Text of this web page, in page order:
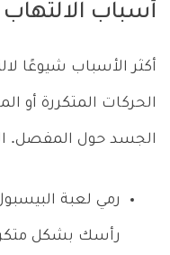
أسباب الالتهاب
أكثر الأسباب شيوعًا
الحركات المتكررة أو
الجسد حول المفصل.
رمي لعبة
رأسك بشكل